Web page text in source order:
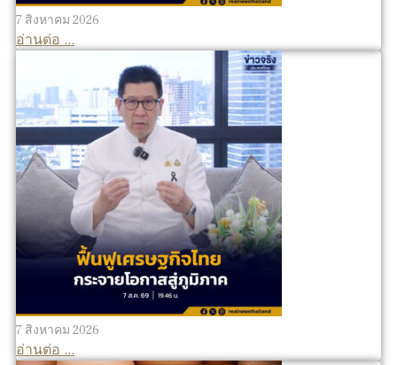
7 สิงหาคม 2026
อ่านต่อ ...
7 สิงหาคม 2026
อ่านต่อ ...